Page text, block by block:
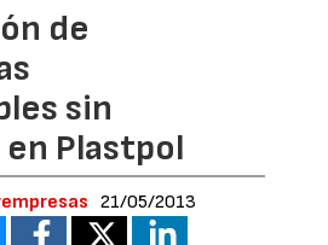
de
sin
Plastpol
21/05/2013